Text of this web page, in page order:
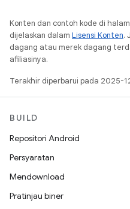
Konten dan contoh kode di
dijelaskan dalam Lisensi Konten.
dagang atau merek dagang
afiliasinya.
Terakhir diperbarui pada 2025-
BUILD
Repositori Android
Persyaratan
Mendownload
Pratinjau biner